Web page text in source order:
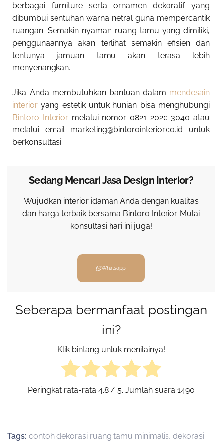
berbagai furniture serta ornamen dekoratif yang
dibumbui sentuhan warna netral guna mempercantik
ruangan. Semakin nyaman ruang tamu yang dimiliki,
penggunaannya akan terlihat semakin efisien dan
tentunya jamuan tamu akan terasa lebih
menyenangkan.
Jika Anda membutuhkan bantuan dalam mendesain
interior yang estetik untuk hunian bisa menghubungi
Bintoro Interiormelalui nomor 0821-2020-3040 atau
melalui email marketing@bintorointerior.co.id untuk
berkonsultasi.
Sedang Mencari Jasa Design Interior?
Wujudkan interior idaman Anda dengan kualitas
dan harga terbaik bersama Bintoro Interior. Mulai
konsultasi hari ini juga!
Whatsapp
Seberapa bermanfaat postingan
ini?
Klik bintang untuk menilainya!
Peringkat rata-rata 4.8/ 5. Jumlah suara 1490
Tags: contoh dekorasi ruang tamu minimalis, dekorasi